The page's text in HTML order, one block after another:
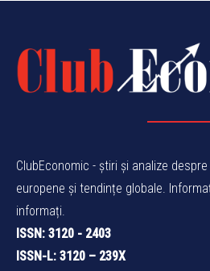
ClubEconomic - știri și analize
europene și tendințe globale.
informați.
ISSN: 3120 - 2403
ISSN-L: 3120 – 239X